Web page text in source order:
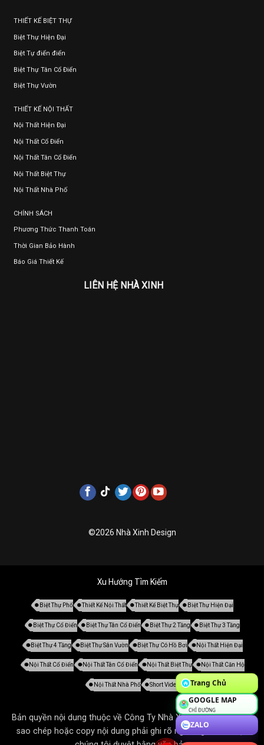
THIẾT KẾ BIỆT THỰ
Biệt Thự Hiện Đại
Biệt Tự điển điển
Biệt Thự Tân Cổ Điển
Biệt Thự Vườn
THIẾT KẾ NỘI THẤT
Nội Thất Hiện Đại
Nội Thất Cổ Điển
Nội Thất Tân Cổ Điển
Nội Thất Biệt Thự
Nội Thất Nhà Phố
CHÍNH SÁCH
Phương Thức Thanh Toán
Thời Gian Bảo Hành
Báo Giá Thiết Kế
LIÊN HỆ NHÀ XINH
©2026 Nhà Xinh Design
Xu Hướng Tìm Kiếm
Biệt Thự Phố Thiết Kế Nội Thất Thiết Kế Biệt Thự Biệt Thự Hiện Đại
Biệt Thự Cổ Điển Biệt Thự Tân Cổ Điển Biệt Thự 2 Tầng Biệt Thự 3 Tầng
Biệt Thự 4 Tầng Biệt Thự Sân Vườn Biệt Thự Có Hồ Bơi Nội Thất Hiện Đại
Nội Thất Cổ Điển Nội Thất Tân Cổ Điển Nội Thất Biệt Thự Nội Thất Căn Hộ
Nội Thất Nhà Phố Short Video
Bản quyền nội dung thuộc về Công Ty Nhà Xinh. Tất cả mọi thứ
sao chép hoặc copy nội dung phải ghi rõ nguồn gốc và được
Trang Chủ
GOOGLE MAP
CHỈ ĐƯỜNG
ZALO